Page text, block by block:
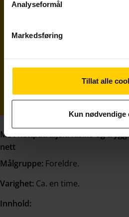
Analyseformål
Markedsføring
Tillat alle
Kun nødvendige
Møt nettpatruljen: Risiko og
nett
Målgruppe: Foreldre.
Varighet: Ca. en time.
Innhold: